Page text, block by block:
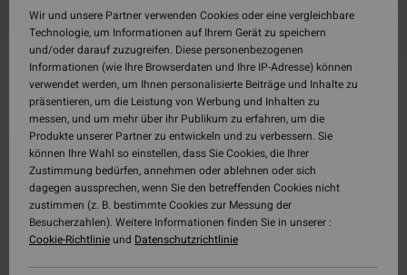
Wir und unsere Partner verwenden Cookies oder eine vergleichbare
Technologie, um Informationen auf Ihrem Gerät zu speichern
und/oder darauf zuzugreifen. Diese personenbezogenen
Informationen (wie Ihre Browserdaten und Ihre IP-Adresse) können
verwendet werden, um Ihnen personalisierte Beiträge und Inhalte zu
präsentieren, um die Leistung von Werbung und Inhalten zu
messen, und um mehr über ihr Publikum zu erfahren, um die
Produkte unserer Partner zu entwickeln und zu verbessern. Sie
können Ihre Wahl so einstellen, dass Sie Cookies, die Ihrer
Zustimmung bedürfen, annehmen oder ablehnen oder sich
dagegen aussprechen, wenn Sie den betreffenden Cookies nicht
zustimmen (z. B. bestimmte Cookies zur Messung der
Besucherzahlen). Weitere Informationen finden Sie in unserer :
Cookie-Richtlinieund Datenschutzrichtlinie